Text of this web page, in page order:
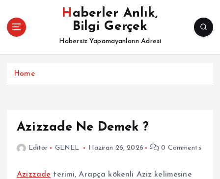
Haberler Anlık,
Bilgi Gerçek
Habersiz Yapamayanların Adresi
Home
Azizzade Ne Demek ?
Editor GENEL Haziran 26, 2026 0 Comments
Azizzade terimi, Arapça kökenli Aziz kelimesine